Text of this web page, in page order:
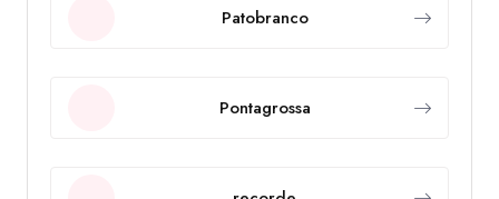
Patobranco
Pontagrossa